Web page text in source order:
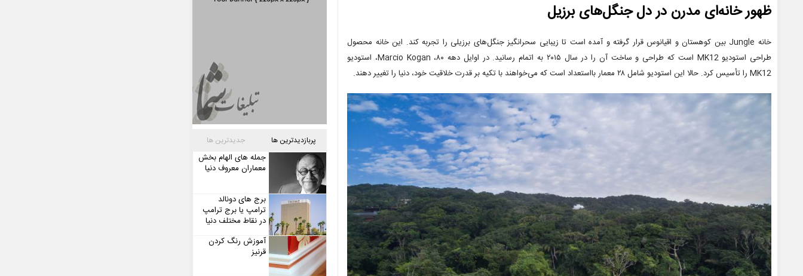
ظهور خانه‌ای مدرن در دل جنگل‌های برزیل
خانه Jungle بین کوهستان و اقیانوس قرار گرفته و آمده است تا زیبایی سحرانگیز جنگل‌های برزیلی را تجربه کند. این خانه محصول
طراحی استودیو MK12 است که طراحی و ساخت آن را در سال ۲۰۱۵ به اتمام رسانید. در اوایل دهه ۸۰، Marcio Kogan، استودیو
MK12 را تأسیس کرد. حالا این استودیو شامل ۲۸ معمار بااستعداد است که می‌خواهند با تکیه بر قدرت خلاقیت خود، دنیا را تغییر دهند.
پربازدیدترین ها جدیدترین ها
جمله های الهام بخش
معماران معروف دنیا
برج های دونالد
ترامپ یا برج ترامپ
در نقاط مختلف دنیا
آموزش رنگ کردن
قرنیز